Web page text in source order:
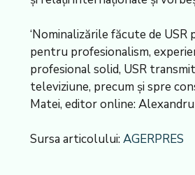
‘Nominalizările făcute de
pentru profesionalism,
profesional solid, USR
televiziune, precum și spre
Matei, editor online: Alexandru
Sursa articolului:AGERPRES